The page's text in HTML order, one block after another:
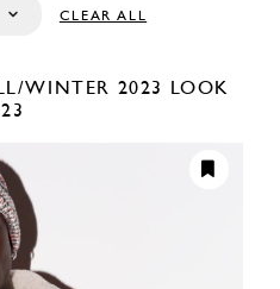
CLEAR ALL
WINTER 2023
LOOK
23